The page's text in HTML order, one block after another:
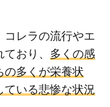
コレラの流行やエ
おり、 多くの感
の多くが栄養状
ている悲惨な状況